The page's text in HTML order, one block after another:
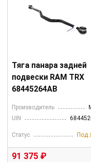
Тяга панара задней
подвески RAM TRX
68445264AB
Производитель
UIN
Статус Под
91 375 ₽